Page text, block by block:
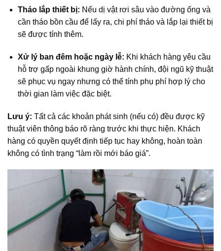
Tháo lắp thiết bị: Nếu dị vật rơi sâu vào đường ống và
cần tháo bồn cầu để lấy ra, chi phí tháo và lắp lại thiết bị
sẽ được tính thêm.
Xử lý ban đêm hoặc ngày lễ: Khi khách hàng yêu cầu
hỗ trợ gấp ngoài khung giờ hành chính, đội ngũ kỹ thuật
sẽ phục vụ ngay nhưng có thể tính phụ phí hợp lý cho
thời gian làm việc đặc biệt.
Lưu ý: Tất cả các khoản phát sinh (nếu có) đều được kỹ
thuật viên thông báo rõ ràng trước khi thực hiện. Khách
hàng có quyền quyết định tiếp tục hay không, hoàn toàn
không có tình trạng “làm rồi mới báo giá”.